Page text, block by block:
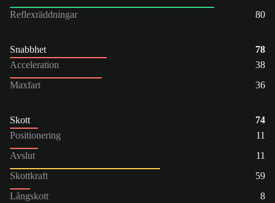
Reflexräddningar
80
Snabbhet
78
Acceleration
38
Maxfart
36
Skott
74
Positionering
11
Avslut
11
Skottkraft
59
Långskott
8